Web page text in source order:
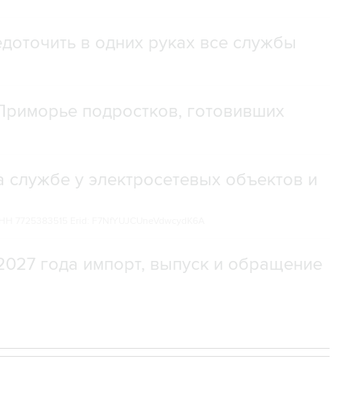
в одних руках все службы
подростков, готовивших
у электросетевых объектов и
года импорт, выпуск и обращение